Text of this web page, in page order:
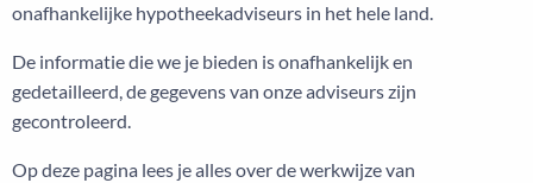
onafhankelijke hypotheekadviseurs in het hele land.
De informatie die we je bieden is onafhankelijk en
gedetailleerd, de gegevens van onze adviseurs zijn
gecontroleerd.
Op deze pagina lees je alles over de werkwijze van